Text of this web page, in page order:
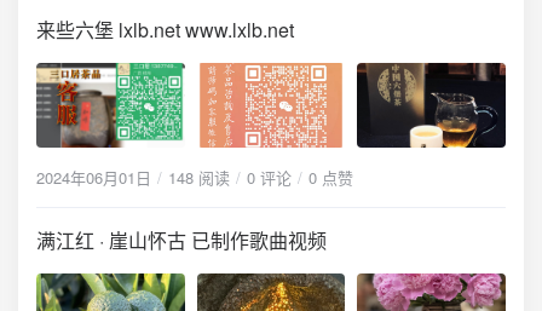
来些六堡 lxlb.net www.lxlb.net
2024年06月01日 148 阅读 0 评论 0 点赞
满江红 · 崖山怀古 已制作歌曲视频